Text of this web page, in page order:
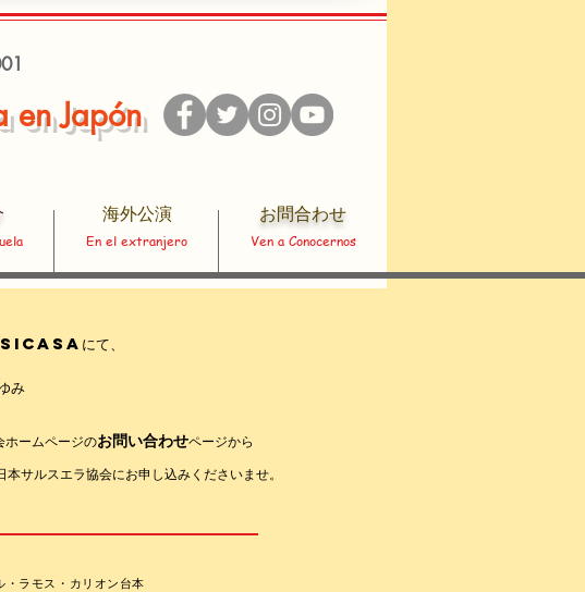
en Japón
En el extranjero Ven a Conocernos
​お問合わせ
海外公演
にて、
み
ホームページのお問い合わせページから
サルスエラ協会にお申し込みくださいませ。
・ラモス・カリオン台本